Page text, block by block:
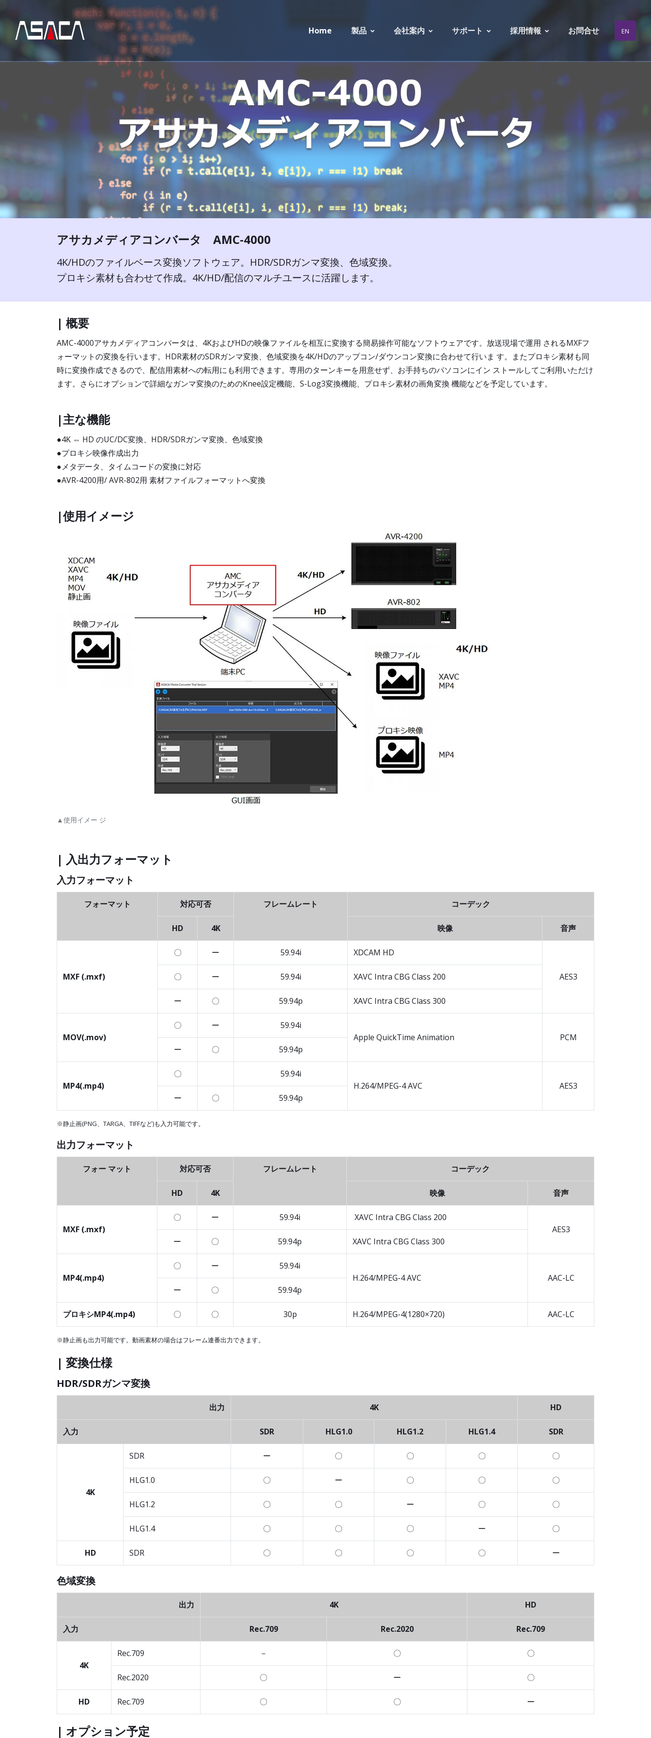
Home 製品 会社案内 サポート 採用情報 お問合せ EN
アサカメディアコンバータ AMC-4000
4K/HDのファイルベース変換ソフトウェア。HDR/SDRガンマ変換、色域変換。
プロキシ素材も合わせて作成。4K/HD/配信のマルチユースに活躍します。
| 概要
AMC-4000アサカメディアコンバータは、4KおよびHDの映像ファイルを相互に変換する簡易操作可能なソフトウェアです。放送現場で運用 されるMXFフ
ォーマットの変換を行います。HDR素材のSDRガンマ変換、色域変換を4K/HDのアップコン/ダウンコン変換に合わせて行いま す。またプロキシ素材も同
時に変換作成できるので、配信用素材への転用にも利用できます。専用のターンキーを用意せず、お手持ちのパソコンにイン ストールしてご利用いただけ
ます。さらにオプションで詳細なガンマ変換のためのKnee設定機能、S-Log3変換機能、プロキシ素材の画角変換 機能などを予定しています。
|主な機能
●4K ⇔ HD のUC/DC変換、HDR/SDRガンマ変換、色域変換
●プロキシ映像作成出力
●メタデータ、タイムコードの変換に対応
●AVR-4200用/ AVR-802用 素材ファイルフォーマットへ変換
|使用イメージ
▲使用イメー ジ
| 入出力フォーマット
入力フォーマット
フォーマット 対応可否 フレームレート コーデック
HD 4K 映像 音声
MXF (.mxf)
〇 ー 59.94i XDCAM HD
AES3
〇 ー 59.94i XAVC Intra CBG Class 200
ー 〇 59.94p XAVC Intra CBG Class 300
MOV(.mov)
〇 ー
59.94i
Apple QuickTime Animation
PCM
ー
〇 59.94p
MP4(.mp4)
〇
59.94i
H.264/MPEG-4 AVC
AES3
ー
〇 59.94p
※静止画(PNG、TARGA、TIFFなど)も入力可能です。
出力フォーマット
フォー マット 対応可否 フレームレート コーデック
HD 4K 映像 音声
MXF (.mxf)
〇 ー 59.94i
XAVC Intra CBG Class 200
AES3
ー
〇 59.94p XAVC Intra CBG Class 300
MP4(.mp4)
〇 ー
59.94i
H.264/MPEG-4 AVC
AAC-LC
ー
〇 59.94p
プロキシMP4(.mp4) 〇 〇 30p H.264/MPEG-4(1280×720) AAC-LC
※静止画も出力可能です。動画素材の場合はフレーム連番出力できます。
| 変換仕様
HDR/SDRガンマ変換
出力 4K HD
入力 SDR HLG1.0 HLG1.2 HLG1.4 SDR
4K
SDR ー 〇 〇 〇 〇
HLG1.0 〇 ー 〇 〇 〇
HLG1.2 〇 〇 ー 〇 〇
HLG1.4 〇 〇 〇 ー 〇
HD SDR 〇 〇 〇 〇 ー
色域変換
出力 4K HD
入力 Rec.709 Rec.2020 Rec.709
4K
Rec.709 － 〇 〇
Rec.2020 〇 ー 〇
HD Rec.709 〇 〇 ー
| オプション予定